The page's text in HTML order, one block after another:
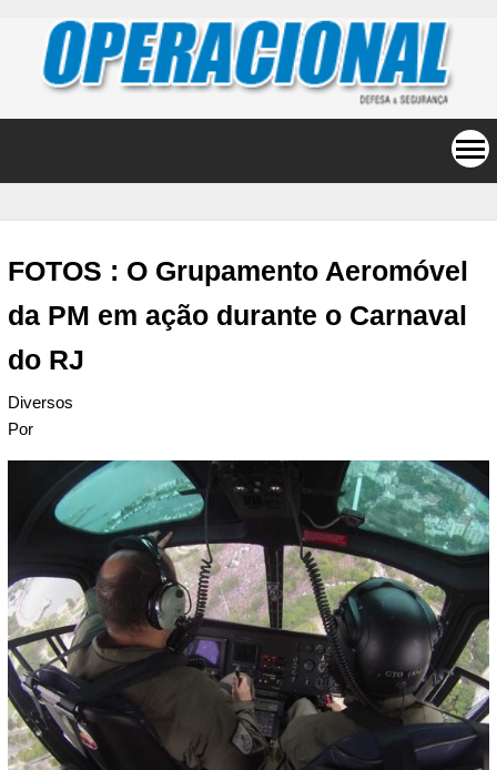
FOTOS : O Grupamento Aeromóvel
da PM em ação durante o Carnaval
do RJ
Diversos
Por